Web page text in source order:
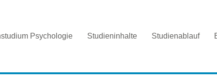
Psychologie Studieninhalte Studienablauf